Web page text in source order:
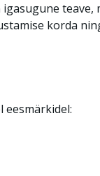
korda
eesmärkidel: